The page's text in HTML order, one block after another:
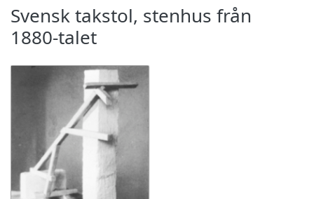
Svensk takstol, stenhus från
1880-talet